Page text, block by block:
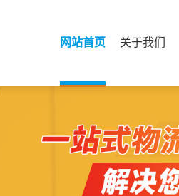
网站首页 关于我们